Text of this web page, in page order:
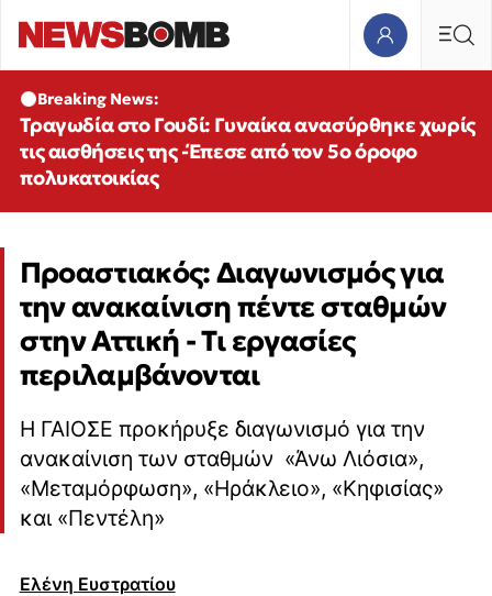
Breaking News:
Τραγωδία στο Γουδί: Γυναίκα ανασύρθηκε χωρίς
τις αισθήσεις της -Έπεσε από τον 5ο όροφο
πολυκατοικίας
Προαστιακός: Διαγωνισμός για
την ανακαίνιση πέντε σταθμών
στην Αττική - Τι εργασίες
περιλαμβάνονται
Η ΓΑΙΟΣΕ προκήρυξε διαγωνισμό για την
ανακαίνιση των σταθμών «Άνω Λιόσια»,
«Μεταμόρφωση», «Ηράκλειο», «Κηφισίας»
και «Πεντέλη»
Ελένη Ευστρατίου